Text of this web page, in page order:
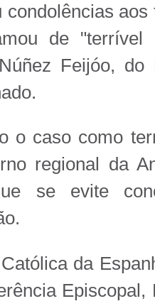
condolências
de "terrível
Feijóo,
o caso como
regional da
se evite
da